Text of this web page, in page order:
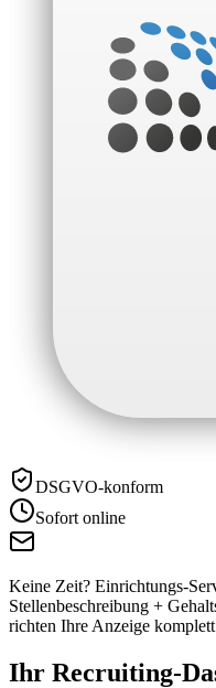
DSGVO-konform
Sofort online
Keine Zeit? Einrichtungs-
Stellenbeschreibung +
richten Ihre Anzeige
Ihr Recruiting-